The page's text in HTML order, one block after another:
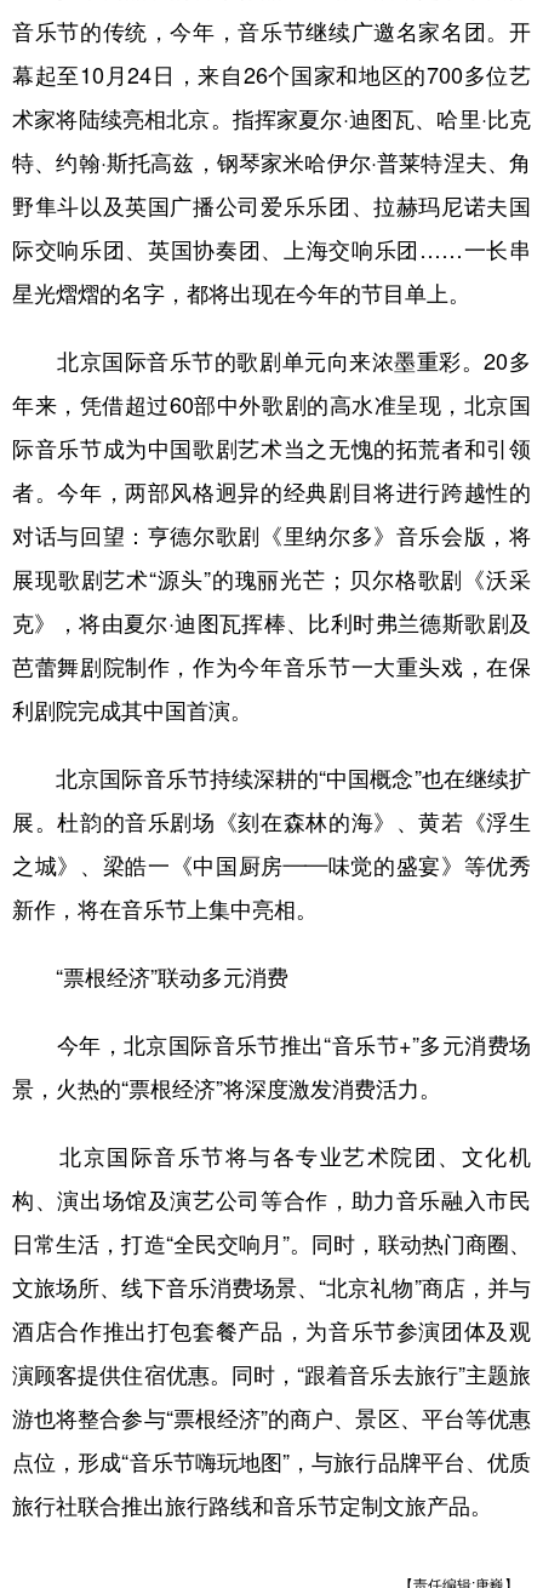
音乐节的传统，今年，音乐节继续广邀名家名团。开
幕起至10月24日，来自26个国家和地区的700多位艺
术家将陆续亮相北京。指挥家夏尔·迪图瓦、哈里·比克
特、约翰·斯托高兹，钢琴家米哈伊尔·普莱特涅夫、角
野隼斗以及英国广播公司爱乐乐团、拉赫玛尼诺夫国
际交响乐团、英国协奏团、上海交响乐团……一长串
星光熠熠的名字，都将出现在今年的节目单上。
北京国际音乐节的歌剧单元向来浓墨重彩。20多
年来，凭借超过60部中外歌剧的高水准呈现，北京国
际音乐节成为中国歌剧艺术当之无愧的拓荒者和引领
者。今年，两部风格迥异的经典剧目将进行跨越性的
对话与回望：亨德尔歌剧《里纳尔多》音乐会版，将
展现歌剧艺术“源头”的瑰丽光芒；贝尔格歌剧《沃采
克》，将由夏尔·迪图瓦挥棒、比利时弗兰德斯歌剧及
芭蕾舞剧院制作，作为今年音乐节一大重头戏，在保
利剧院完成其中国首演。
北京国际音乐节持续深耕的“中国概念”也在继续扩
展。杜韵的音乐剧场《刻在森林的海》、黄若《浮生
之城》、梁皓一《中国厨房——味觉的盛宴》等优秀
新作，将在音乐节上集中亮相。
“票根经济”联动多元消费
今年，北京国际音乐节推出“音乐节+”多元消费场
景，火热的“票根经济”将深度激发消费活力。
北京国际音乐节将与各专业艺术院团、文化机
构、演出场馆及演艺公司等合作，助力音乐融入市民
日常生活，打造“全民交响月”。同时，联动热门商圈、
文旅场所、线下音乐消费场景、“北京礼物”商店，并与
酒店合作推出打包套餐产品，为音乐节参演团体及观
演顾客提供住宿优惠。同时，“跟着音乐去旅行”主题旅
游也将整合参与“票根经济”的商户、景区、平台等优惠
点位，形成“音乐节嗨玩地图”，与旅行品牌平台、优质
旅行社联合推出旅行路线和音乐节定制文旅产品。
【责任编辑:唐巍】